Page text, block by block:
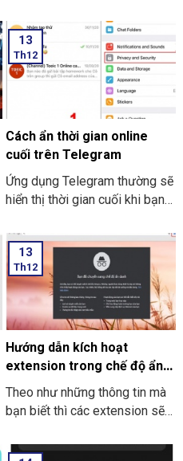
bước vào thế giới trò chơi ảo
và trải nghiệm không gian vô
cùng mới lạ trên máy tính của
mình. Hôm nay THIÊN SƠN
COMPUTER sẽ chia sẻ với
bạn cách hướng dẫn thực hiện
cách tải và cài đặt Roblox trên
máy tính thật đơn giản.
13
Th12
Cách ẩn thời gian online
cuối trên Telegram
Ứng dụng Telegram thường sẽ
hiển thị thời gian cuối khi bạn
có thể ẩn thông tin này với các
thao tác đơn giản. Hãy cùng
THIÊN SƠN Computer tìm hiểu
cách làm sau nhé.
13
Th12
Hướng dẫn kích hoạt
extension trong chế độ ẩn
danh ở Google Chrome
Theo như những thông tin mà
bạn biết thì các extension sẽ
tab ẩn danh ở trên Google